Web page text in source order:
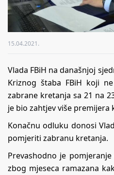
15.04.2021.
Vlada FBiH na današnjoj
Kriznog štaba FBiH koji
zabrane kretanja sa 21 na
je bio zahtjev više premijera
Konačnu odluku donosi
pomjeriti zabranu kretanja.
Prevashodno je
zbog mjeseca ramazana